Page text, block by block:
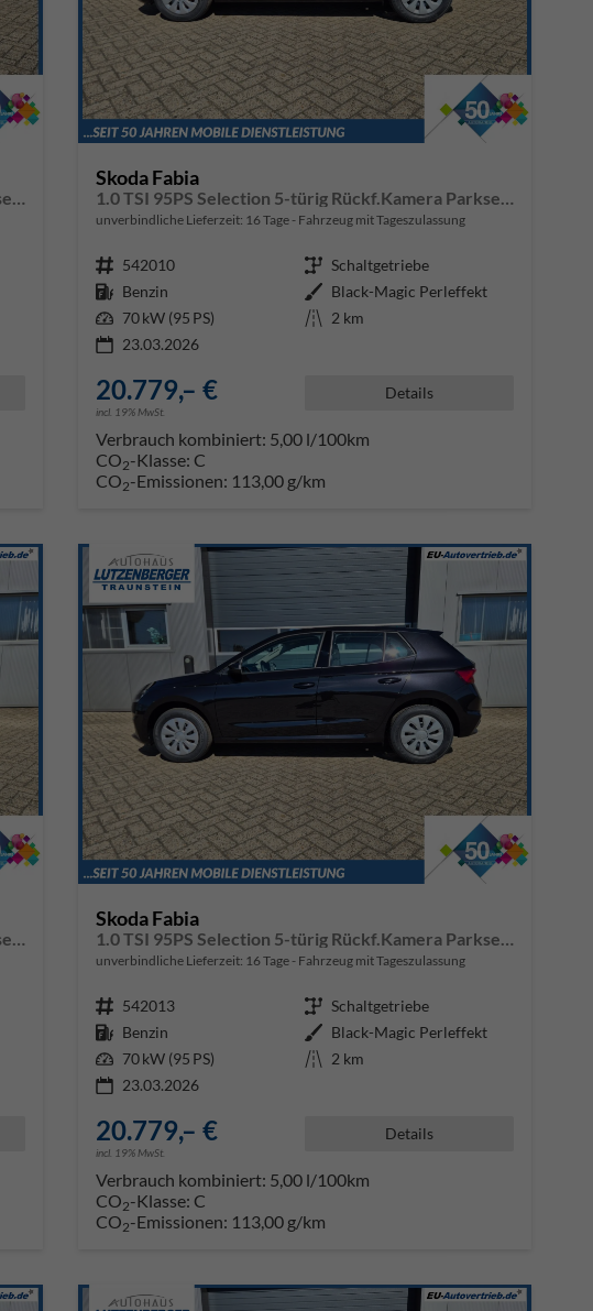
1.0 TSI 95PS Selection 5-türig Rückf.Kamera Parksensoren Sitzheizung Multifunktionslenkrad Klima Skoda-Radio Bluetooth Touchscreen Tempomat Nebelsch. Apple CarPlay + Android Auto
Skoda Fabia
1.0 TSI 95PS Selection 5-türig Rückf.Kamera Parksensoren Sitzheizung Multifunktionslenkrad Klima Skoda-Radio Bluetooth Touchscreen Tempomat Nebelsch. Apple CarPlay + Android Auto
unverbindliche Lieferzeit: 16 Tage Fahrzeug mit Tageszulassung
Fahrzeugnr. 542010 Getriebe Schaltgetriebe
Kraftstoff Benzin Außenfarbe Black-Magic Perleffekt
Leistung 70 kW (95 PS) Kilometerstand 2 km
23.03.2026
20.779,– €
incl. 19% MwSt.
Details
Verbrauch kombiniert: 5,00 l/100km
CO2-Klasse: C
CO2-Emissionen: 113,00 g/km
1.0 TSI 95PS Selection 5-türig Rückf.Kamera Parksensoren Sitzheizung Multifunktionslenkrad Klima Skoda-Radio Bluetooth Touchscreen Tempomat Nebelsch. Apple CarPlay + Android Auto
Skoda Fabia
1.0 TSI 95PS Selection 5-türig Rückf.Kamera Parksensoren Sitzheizung Multifunktionslenkrad Klima Skoda-Radio Bluetooth Touchscreen Tempomat Nebelsch. Apple CarPlay + Android Auto
unverbindliche Lieferzeit: 16 Tage Fahrzeug mit Tageszulassung
Fahrzeugnr. 542013 Getriebe Schaltgetriebe
Kraftstoff Benzin Außenfarbe Black-Magic Perleffekt
Leistung 70 kW (95 PS) Kilometerstand 2 km
23.03.2026
20.779,– €
incl. 19% MwSt.
Details
Verbrauch kombiniert: 5,00 l/100km
CO2-Klasse: C
CO2-Emissionen: 113,00 g/km